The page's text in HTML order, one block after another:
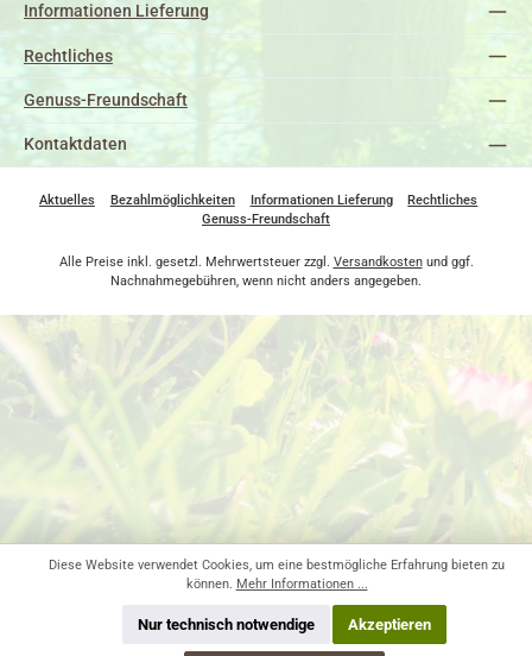
Informationen Lieferung
Rechtliches
Genuss-Freundschaft
Kontaktdaten
Aktuelles Bezahlmöglichkeiten Informationen Lieferung
Rechtliches
Genuss-Freundschaft
Alle Preise inkl. gesetzl. Mehrwertsteuer zzgl. Versandkostenund ggf.
Nachnahmegebühren, wenn nicht anders angegeben.
Diese Website verwendet Cookies, um eine bestmögliche Erfahrung bieten zu
können. Mehr Informationen ...
Nur technisch notwendige Akzeptieren